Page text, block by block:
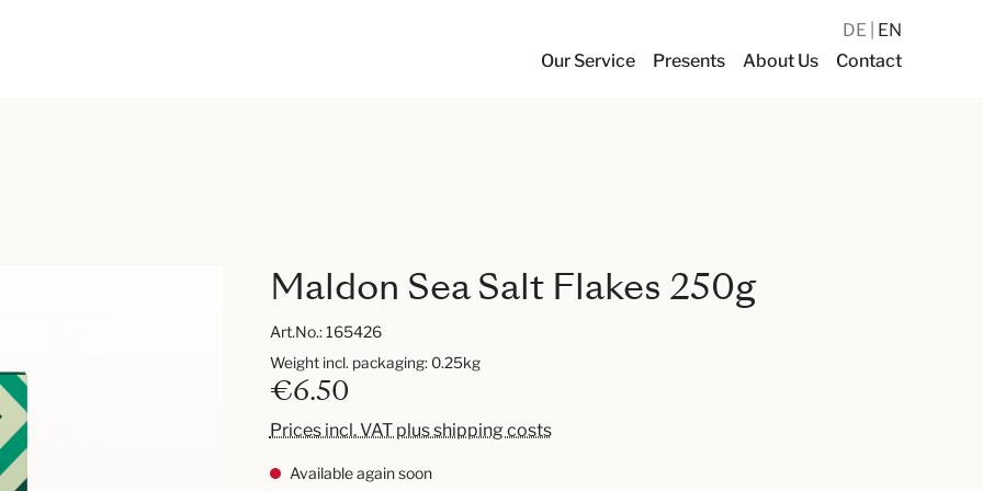
Our Service Presents About Us Contact
DE EN
Maldon Sea Salt Flakes 250g
Art.No.:165426
€6.50
Prices incl. VAT plus shipping costs
Available again soon
Weight incl. packaging: 0.25kg